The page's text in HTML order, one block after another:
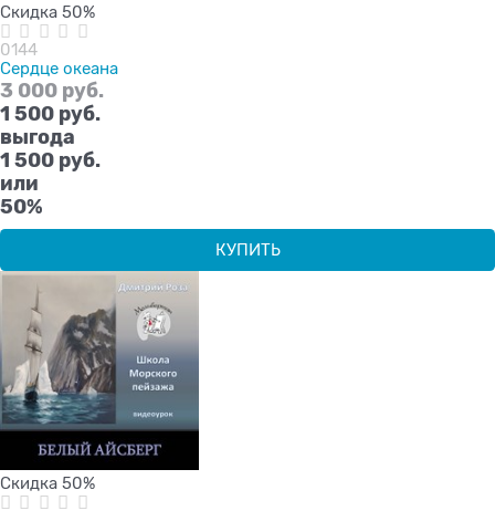
Скидка 50%
0144
Сердце океана
3 000 руб.
1 500 руб.
выгода
1 500 руб.
или
50%
КУПИТЬ
Скидка 50%